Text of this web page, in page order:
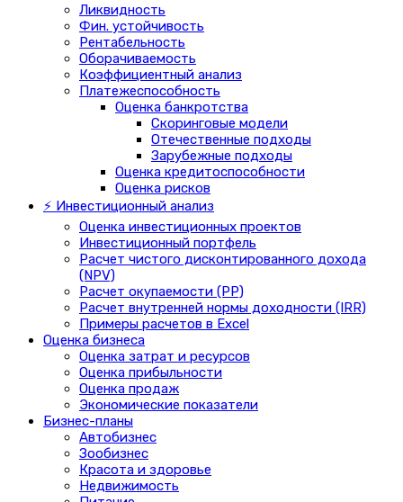
Ликвидность
Фин. устойчивость
Рентабельность
Оборачиваемость
Коэффициентный анализ
Платежеспособность
Оценка банкротства
Скоринговые модели
Отечественные подходы
Зарубежные подходы
Оценка кредитоспособности
Оценка рисков
⚡ Инвестиционный анализ
Оценка инвестиционных проектов
Инвестиционный портфель
Расчет чистого дисконтированного дохода
(NPV)
Расчет окупаемости (PP)
Расчет внутренней нормы доходности (IRR)
Примеры расчетов в Excel
Оценка бизнеса
Оценка затрат и ресурсов
Оценка прибыльности
Оценка продаж
Экономические показатели
Бизнес-планы
Автобизнес
Зообизнес
Красота и здоровье
Недвижимость